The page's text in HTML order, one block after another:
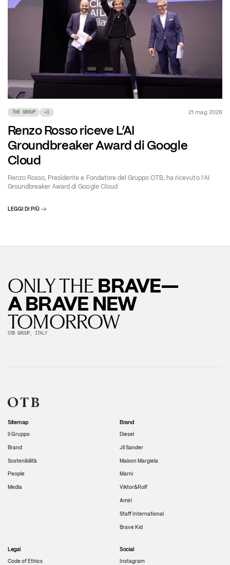
THE GROUP +1 21 mag 2026
Renzo Rosso riceve L’AI
Groundbreaker Award di Google
Cloud
Renzo Rosso, Presidente e Fondatore del Gruppo OTB, ha ricevuto l’AI
Groundbreaker Award di Google Cloud
LEGGI DI PIÙ
ONLY THE BRAVE—
A BRAVE NEW
TOMORROW
OTB GROUP, ITALY
Sitemap
Il Gruppo
Brand
Sostenibilità
People
Media
Brand
Diesel
Jil Sander
Maison Margiela
Marni
Viktor&Rolf
Amiri
Staff International
Brave Kid
Legal
Code of Ethics
Social
Instagram